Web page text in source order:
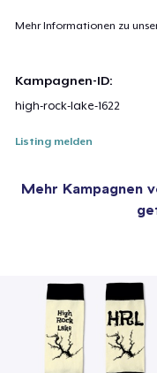
Mehr Informationen zu
Kampagnen-ID:
high-rock-lake-1622
Listing melden
Mehr Kampagnen